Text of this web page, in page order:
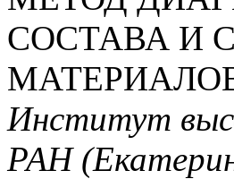
СОСТАВА И
Институт
РАН